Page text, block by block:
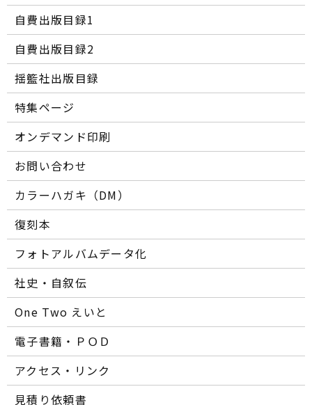
自費出版目録1
自費出版目録2
揺籃社出版目録
特集ページ
オンデマンド印刷
お問い合わせ
カラーハガキ（DM）
復刻本
フォトアルバムデータ化
社史・自叙伝
One Two えいと
電子書籍・ＰＯＤ
アクセス・リンク
見積り依頼書